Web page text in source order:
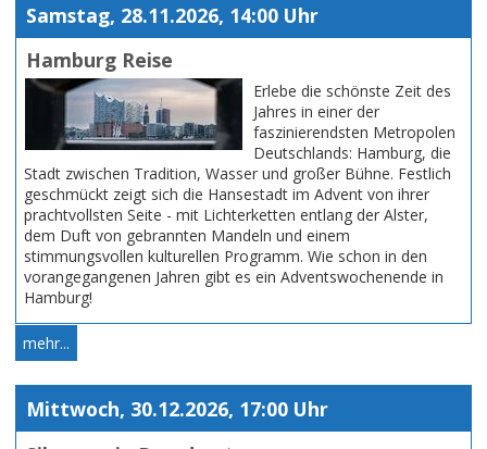
Samstag, 28.11.2026, 14:00 Uhr
Hamburg Reise
Erlebe die schönste Zeit des
Jahres in einer der
faszinierendsten Metropolen
Deutschlands: Hamburg, die
Stadt zwischen Tradition, Wasser und großer Bühne. Festlich
geschmückt zeigt sich die Hansestadt im Advent von ihrer
prachtvollsten Seite - mit Lichterketten entlang der Alster,
dem Duft von gebrannten Mandeln und einem
stimmungsvollen kulturellen Programm. Wie schon in den
vorangegangenen Jahren gibt es ein Adventswochenende in
Hamburg!
mehr...
Mittwoch, 30.12.2026, 17:00 Uhr